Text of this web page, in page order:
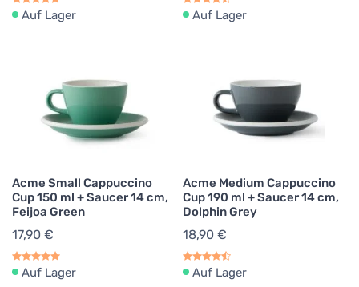
Auf Lager Auf Lager
Acme Small Cappuccino
Cup 150 ml + Saucer 14 cm,
Feijoa Green
17,90 €
Auf Lager
Acme Medium Cappuccino
Cup 190 ml + Saucer 14 cm,
Dolphin Grey
18,90 €
Auf Lager